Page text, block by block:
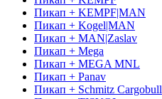
Пикап + KEMPF|MAN
Пикап + Kogel|MAN
Пикап + MAN|Zaslav
Пикап + Mega
Пикап + MEGA MNL
Пикап + Panav
Пикап + Schmitz Cargobull